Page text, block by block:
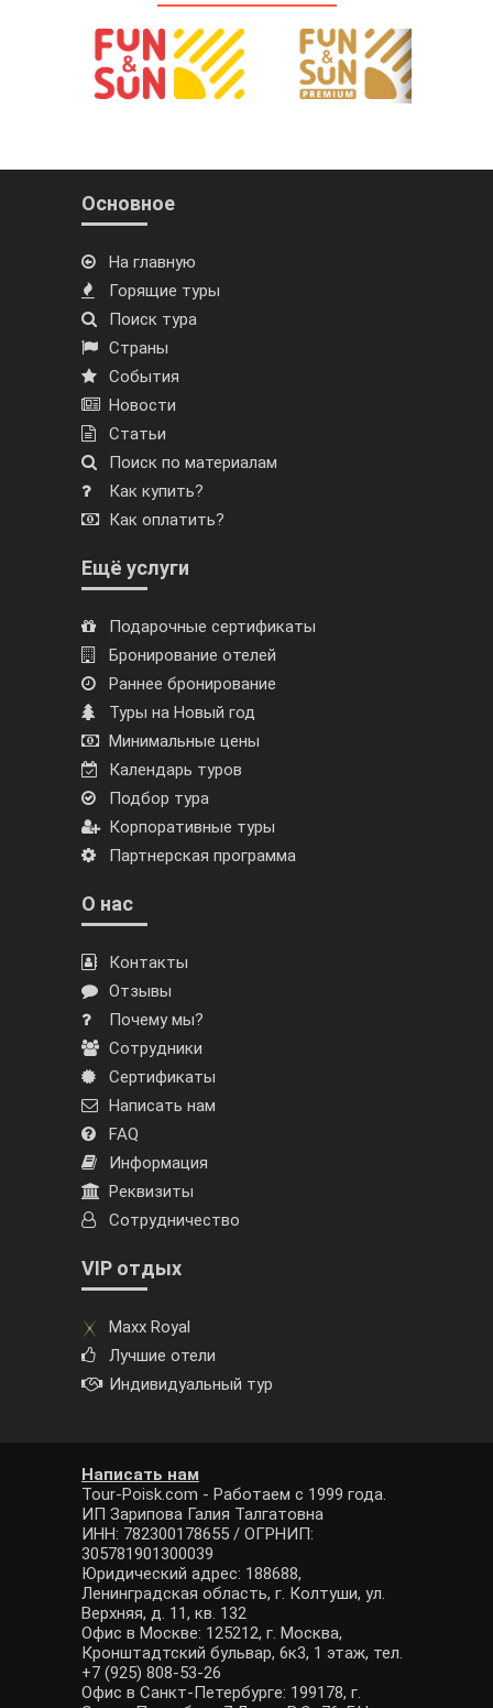
Основное
На главную
Горящие туры
Поиск тура
Страны
События
Новости
Статьи
Поиск по материалам
Как купить?
Как оплатить?
Ещё услуги
Подарочные сертификаты
Бронирование отелей
Раннее бронирование
Туры на Новый год
Минимальные цены
Календарь туров
Подбор тура
Корпоративные туры
Партнерская программа
О нас
Контакты
Отзывы
Почему мы?
Сотрудники
Сертификаты
Написать нам
FAQ
Информация
Реквизиты
Сотрудничество
VIP отдых
Maxx Royal
Лучшие отели
Индивидуальный тур
Написать нам
Tour-Poisk.com - Работаем с 1999 года.
ИП Зарипова Галия Талгатовна
ИНН: 782300178655 / ОГРНИП:
305781901300039
Юридический адрес: 188688,
Ленинградская область, г. Колтуши, ул.
Верхняя, д. 11, кв. 132
Офис в Москве: 125212, г. Москва,
Кронштадтский бульвар, 6к3, 1 этаж, тел.
+7 (925) 808-53-26
Офис в Санкт-Петербурге: 199178, г.